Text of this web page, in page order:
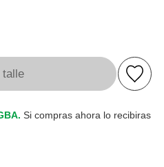
talle
Si compras ahora lo recibiras